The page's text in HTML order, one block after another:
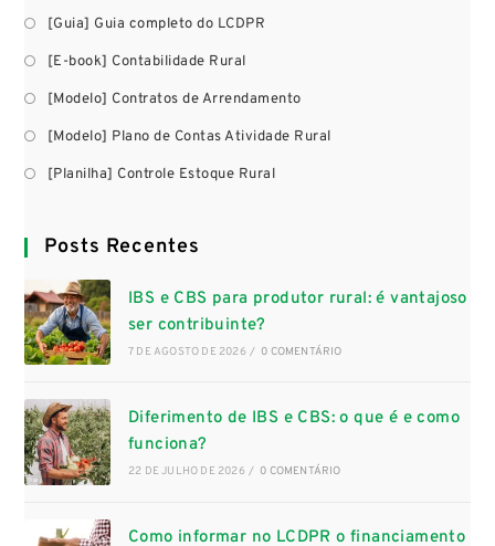
[Guia] Guia completo do LCDPR
[E-book] Contabilidade Rural
[Modelo] Contratos de Arrendamento
[Modelo] Plano de Contas Atividade Rural
[Planilha] Controle Estoque Rural
Posts Recentes
IBS e CBS para produtor rural: é vantajoso
ser contribuinte?
7 DE AGOSTO DE 2026 / 0 COMENTÁRIO
Diferimento de IBS e CBS: o que é e como
funciona?
22 DE JULHO DE 2026 / 0 COMENTÁRIO
Como informar no LCDPR o financiamento